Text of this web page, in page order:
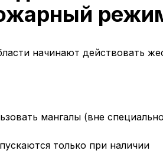
начинают действовать
мангалы (вне специально
только при наличии